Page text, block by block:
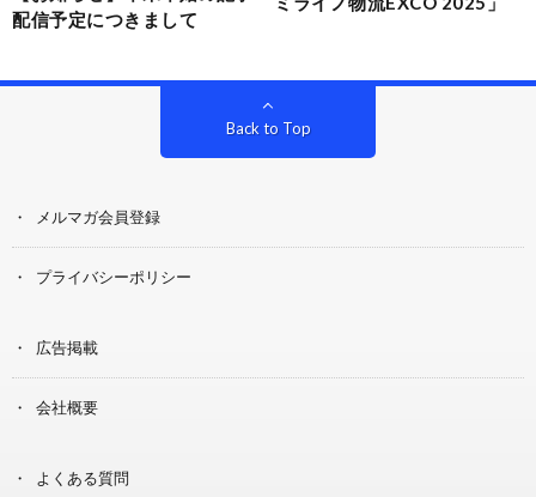
配信予定につきまして
Back to Top
メルマガ会員登録
プライバシーポリシー
広告掲載
会社概要
よくある質問